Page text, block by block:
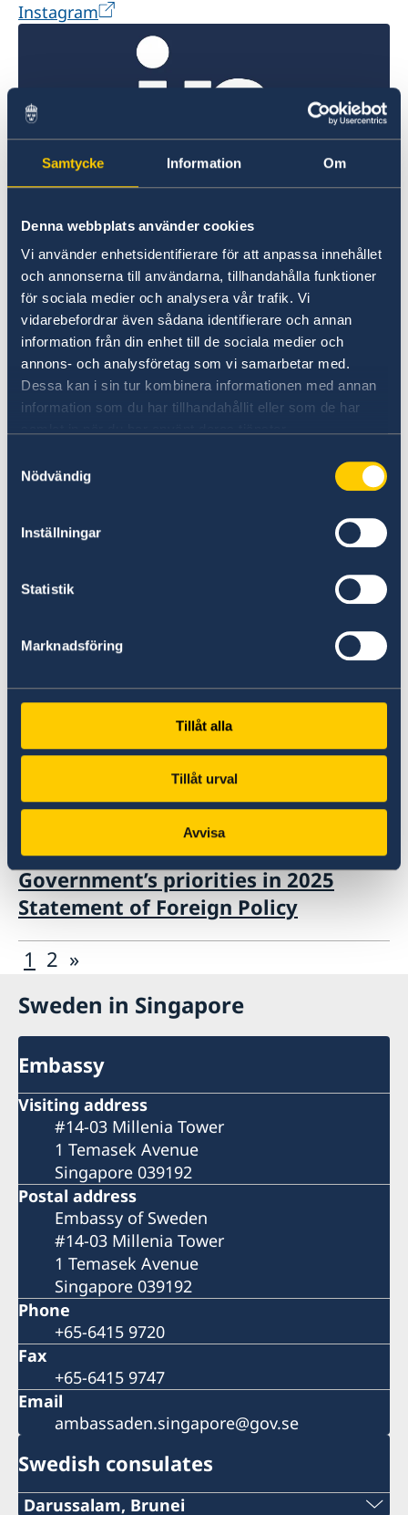
Samtycke Information Om
Denna webbplats använder cookies
Vi använder enhetsidentifierare för att anpassa innehållet
och annonserna till användarna, tillhandahålla funktioner
för sociala medier och analysera vår trafik. Vi
vidarebefordrar även sådana identifierare och annan
information från din enhet till de sociala medier och
annons- och analysföretag som vi samarbetar med.
Dessa kan i sin tur kombinera informationen med annan
information som du har tillhandahållit eller som de har
Nödvändig
Inställningar
Statistik
Marknadsföring
Tillåt alla
Tillåt urval
Avvisa
Instagram
News from the embassy
18 Feb 2026
Government’s priorities in 2026
Statement of Foreign Policy
01 Dec 2025
Change for those living in Singapore
who wish to apply for a residence
New Entry/Exit System (EES) to the
EU from 12 October 2025
23 May 2025
Stricter rules for e-cigarettes
(vaping) in Singapore – from
September 1, 2025
Government’s priorities in 2025
Statement of Foreign Policy
1 2 »
Sweden in Singapore
Embassy
Visiting address
#14-03 Millenia Tower
1 Temasek Avenue
Singapore 039192
Postal address
Embassy of Sweden
#14-03 Millenia Tower
1 Temasek Avenue
Singapore 039192
Phone
+65-6415 9720
Fax
+65-6415 9747
Email
ambassaden.singapore@gov.se
Swedish consulates
Darussalam, Brunei